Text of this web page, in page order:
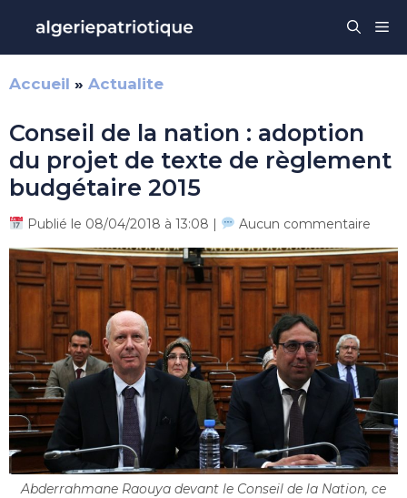
contenu
Accueil » Actualite
Conseil de la nation : adoption
du projet de texte de règlement
budgétaire 2015
Publié le 08/04/2018 à 13:08 | Aucun commentaire
Abderrahmane Raouya devant le Conseil de la Nation, ce